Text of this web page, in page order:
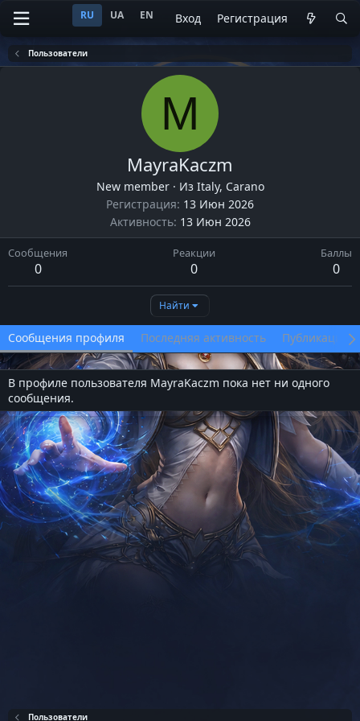
RU UA EN Вход Регистрация
Пользователи
M
MayraKaczm
New member · Из Italy, Carano
Регистрация 13 Июн 2026
Активность 13 Июн 2026
Сообщения
0
Реакции
0
Баллы
0
Найти
Сообщения профиля Последняя активность Публикации
В профиле пользователя MayraKaczm пока нет ни одного
сообщения.
Пользователи